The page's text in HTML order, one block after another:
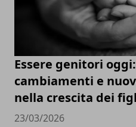
Essere genitori
cambiamenti e
nella crescita dei
23/03/2026